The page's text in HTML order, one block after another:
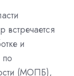
и
(МОПБ),